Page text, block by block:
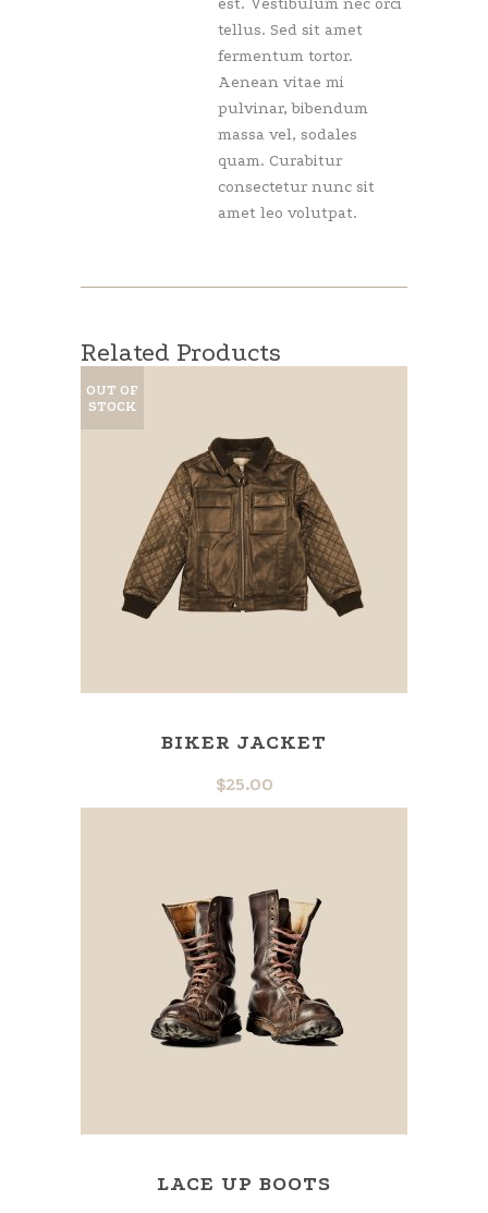
tellus. Sed sit amet
fermentum tortor.
Aenean vitae mi
pulvinar, bibendum
massa vel, sodales
quam. Curabitur
consectetur nunc sit
amet leo volutpat.
Related Products
OUT OF
STOCK
BIKER JACKET
$25.00
LACE UP BOOTS